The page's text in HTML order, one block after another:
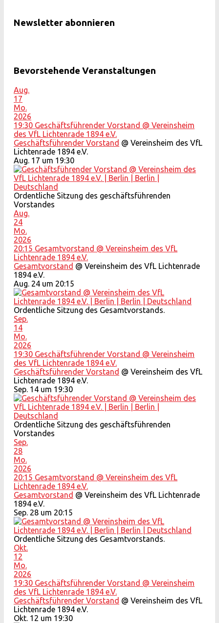
Newsletter abonnieren
Bevorstehende Veranstaltungen
Aug.
17
Mo.
2026
19:30 Geschäftsführender Vorstand @ Vereinsheim
des VfL Lichtenrade 1894 e.V.
Geschäftsführender Vorstand @ Vereinsheim des VfL
Lichtenrade 1894 e.V.
Aug. 17 um 19:30
Ordentliche Sitzung des geschäftsführenden
Vorstandes
Aug.
24
Mo.
2026
20:15 Gesamtvorstand @ Vereinsheim des VfL
Lichtenrade 1894 e.V.
Gesamtvorstand @ Vereinsheim des VfL Lichtenrade
1894 e.V.
Aug. 24 um 20:15
Ordentliche Sitzung des Gesamtvorstands.
Sep.
14
Mo.
2026
19:30 Geschäftsführender Vorstand @ Vereinsheim
des VfL Lichtenrade 1894 e.V.
Geschäftsführender Vorstand @ Vereinsheim des VfL
Lichtenrade 1894 e.V.
Sep. 14 um 19:30
Ordentliche Sitzung des geschäftsführenden
Vorstandes
Sep.
28
Mo.
2026
20:15 Gesamtvorstand @ Vereinsheim des VfL
Lichtenrade 1894 e.V.
Gesamtvorstand @ Vereinsheim des VfL Lichtenrade
1894 e.V.
Sep. 28 um 20:15
Ordentliche Sitzung des Gesamtvorstands.
Okt.
12
Mo.
2026
19:30 Geschäftsführender Vorstand @ Vereinsheim
des VfL Lichtenrade 1894 e.V.
Geschäftsführender Vorstand @ Vereinsheim des VfL
Lichtenrade 1894 e.V.
Okt. 12 um 19:30